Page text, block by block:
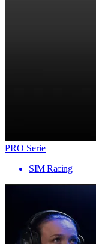
PRO Serie
SIM Racing